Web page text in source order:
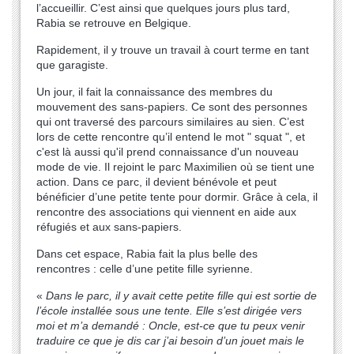
l’accueillir. C’est ainsi que quelques jours plus tard,
Rabia se retrouve en Belgique.
Rapidement, il y trouve un travail à court terme en tant
que garagiste.
Un jour, il fait la connaissance des membres du
mouvement des sans-papiers. Ce sont des personnes
qui ont traversé des parcours similaires au sien. C’est
lors de cette rencontre qu’il entend le mot " squat ", et
c'est là aussi qu'il prend connaissance d'un nouveau
mode de vie. Il rejoint le parc Maximilien où se tient une
action. Dans ce parc, il devient bénévole et peut
bénéficier d’une petite tente pour dormir. Grâce à cela, il
rencontre des associations qui viennent en aide aux
réfugiés et aux sans-papiers.
Dans cet espace, Rabia fait la plus belle des
rencontres : celle d’une petite fille syrienne.
« Dans le parc, il y avait cette petite fille qui est sortie de
l’école installée sous une tente. Elle s’est dirigée vers
moi et m’a demandé : Oncle, est-ce que tu peux venir
traduire ce que je dis car j’ai besoin d’un jouet mais le